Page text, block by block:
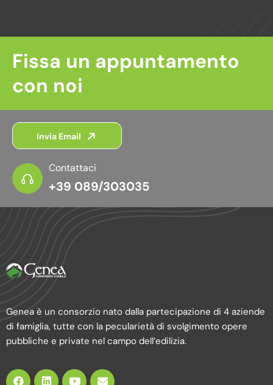
Fissa un appuntamento
con noi
Invia Email
Contattaci
+39 089/303035
Genea è un consorzio nato dalla partecipazione di 4 aziende
di famiglia, tutte con la pecularietà di svolgimento opere
pubbliche e private nel campo dell’edilizia.